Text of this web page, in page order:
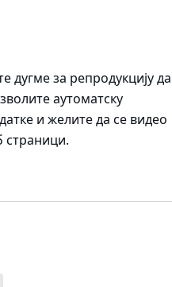
дугме за репродукцију да
аутоматску
и желите да се видео
страници.